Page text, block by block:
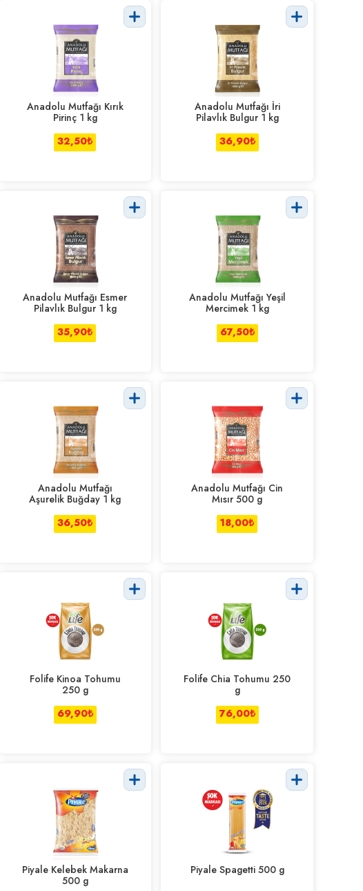
Anadolu Mutfağı Kırık
Pirinç 1 kg
32,50₺
Anadolu Mutfağı İri
Pilavlık Bulgur 1 kg
36,90₺
Anadolu Mutfağı Esmer
Pilavlık Bulgur 1 kg
35,90₺
Anadolu Mutfağı Yeşil
Mercimek 1 kg
67,50₺
Anadolu Mutfağı
Aşurelik Buğday 1 kg
36,50₺
Anadolu Mutfağı Cin
Mısır 500 g
18,00₺
Folife Kinoa Tohumu
250 g
69,90₺
Folife Chia Tohumu 250
g
76,00₺
Piyale Kelebek Makarna
500 g
Piyale Spagetti 500 g